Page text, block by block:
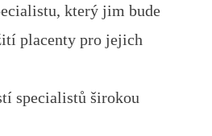
který jim bude
placenty pro jejich
specialistů širokou